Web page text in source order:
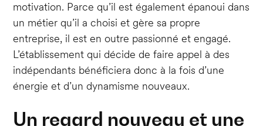
motivation. Parce qu’il est également épanoui dans
un métier qu’il a choisi et gère sa propre
entreprise, il est en outre passionné et engagé.
L’établissement qui décide de faire appel à des
indépendants bénéficiera donc à la fois d’une
énergie et d’un dynamisme nouveaux.
Un regard nouveau et une